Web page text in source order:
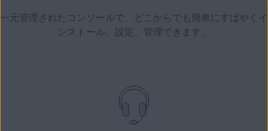
一元管理されたコンソールで、どこからでも簡単にすばやくイ
ンストール、設定、管理できます。